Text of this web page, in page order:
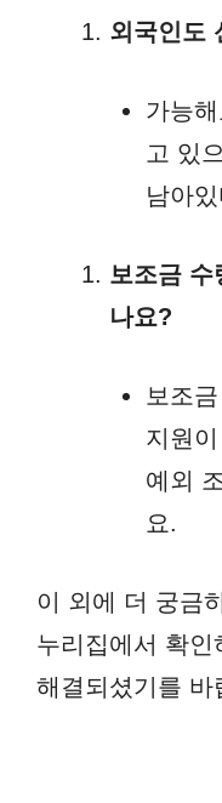
외국인도
가능
고 있
남아
보조금 수
나요?
보조
지원
예외
요.
이 외에 더 궁금
누리집에서 확인
해결되셨기를 바